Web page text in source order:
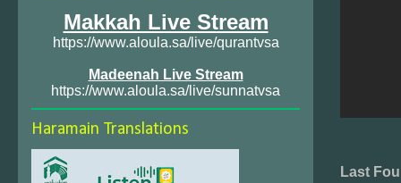
Last
Makkah Live Stream
https://www.aloula.sa/live/qurantvsa
Madeenah Live Stream
https://www.aloula.sa/live/sunnatvsa
Haramain Translations